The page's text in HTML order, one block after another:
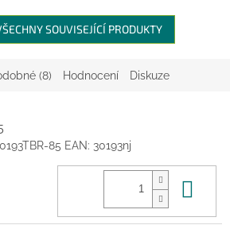
SOUVISEJÍCÍ PRODUKTY
(8) Hodnocení Diskuze
85 EAN: 30193nj